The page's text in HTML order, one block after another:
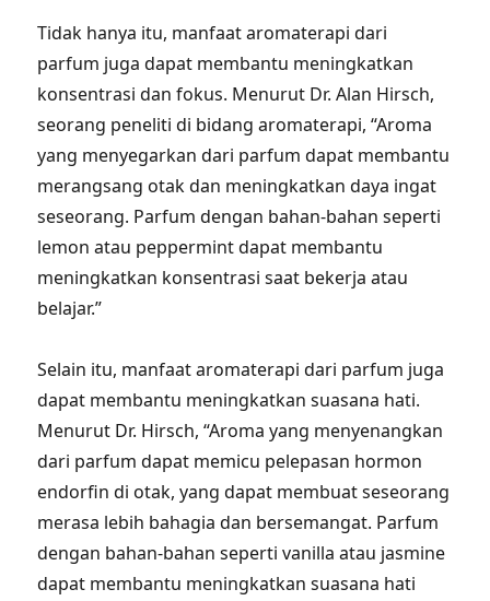
Tidak hanya itu, manfaat aromaterapi dari
parfum juga dapat membantu meningkatkan
konsentrasi dan fokus. Menurut Dr. Alan Hirsch,
seorang peneliti di bidang aromaterapi, “Aroma
yang menyegarkan dari parfum dapat membantu
merangsang otak dan meningkatkan daya ingat
seseorang. Parfum dengan bahan-bahan seperti
lemon atau peppermint dapat membantu
meningkatkan konsentrasi saat bekerja atau
belajar.”
Selain itu, manfaat aromaterapi dari parfum juga
dapat membantu meningkatkan suasana hati.
Menurut Dr. Hirsch, “Aroma yang menyenangkan
dari parfum dapat memicu pelepasan hormon
endorfin di otak, yang dapat membuat seseorang
merasa lebih bahagia dan bersemangat. Parfum
dengan bahan-bahan seperti vanilla atau jasmine
dapat membantu meningkatkan suasana hati